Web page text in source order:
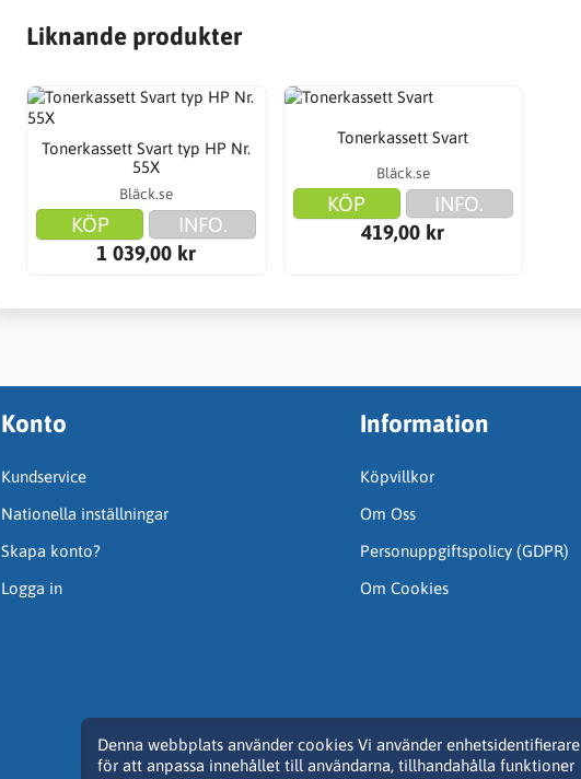
Liknande produkter
Tonerkassett Svart typ HP Nr.
55X
Bläck.se
KÖP
INFO.
1 039,00 kr
Tonerkassett Svart
Bläck.se
KÖP
INFO.
419,00 kr
Denna webbplats använder cookies Vi använder enhetsidentifierare
för att anpassa innehållet till användarna, tillhandahålla funktioner
Konto
Kundservice
Nationella inställningar
Skapa konto?
Logga in
Information
Köpvillkor
Om Oss
Personuppgiftspolicy (GDPR)
Om Cookies